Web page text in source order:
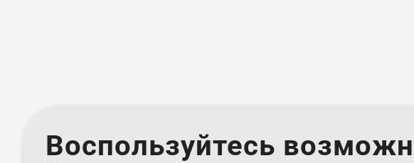
Воспользуйтесь